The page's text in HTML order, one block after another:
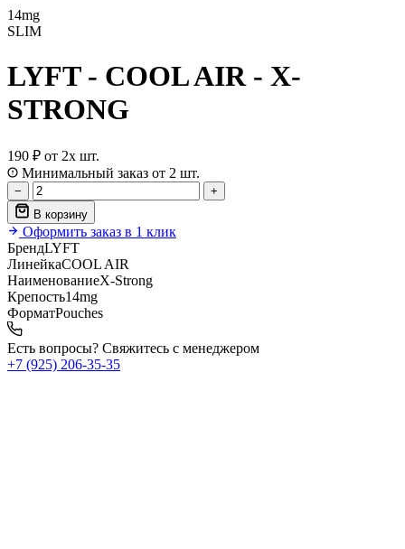
14mg
SLIM
LYFT - COOL AIR - X-
STRONG
190 ₽ от 2х шт.
Минимальный заказ от 2 шт.
−
+
В корзину
Оформить заказ в 1 клик
БрендLYFT
ЛинейкаCOOL AIR
НаименованиеX-Strong
Крепость14mg
ФорматPouches
Есть вопросы? Свяжитесь с менеджером
+7 (925) 206‑35‑35